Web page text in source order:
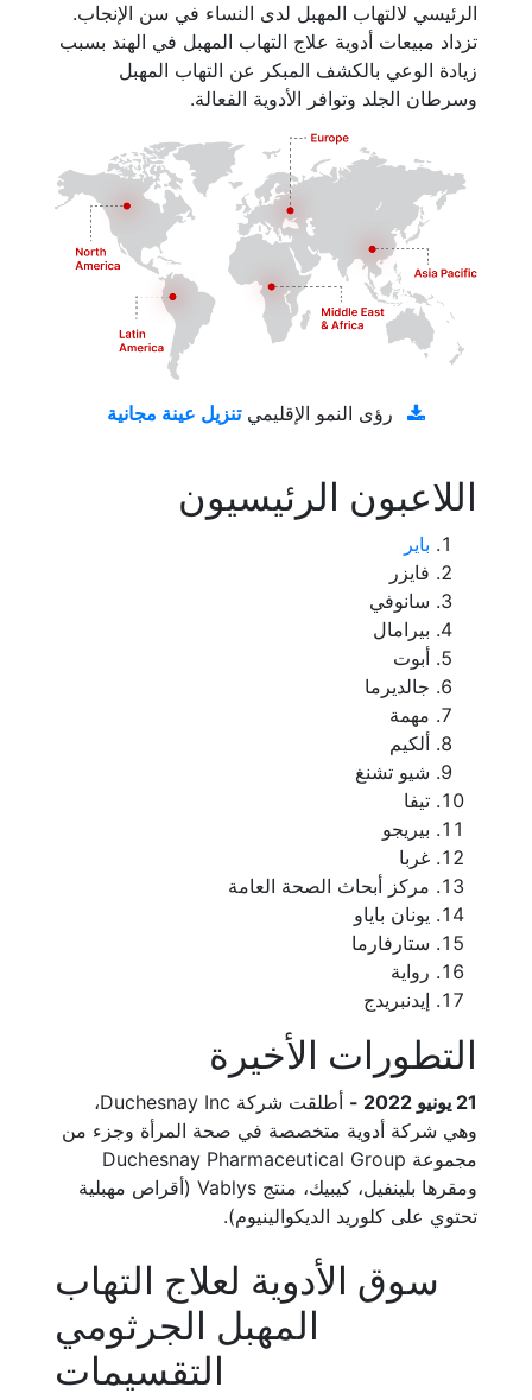
الرئيسي لالتهاب المهبل لدى النساء في سن الإنجاب.
تزداد مبيعات أدوية علاج التهاب المهبل في الهند بسبب
زيادة الوعي بالكشف المبكر عن التهاب المهبل
وسرطان الجلد وتوافر الأدوية الفعالة.
رؤى النمو الإقليمي
اللاعبون الرئيسيون
باير
فايزر
سانوفي
بيرامال
أبوت
جالديرما
مهمة
ألكيم
شيو تشنغ
تيفا
بيريجو
غربا
مركز أبحاث الصحة العامة
يونان باياو
ستارفارما
رواية
إيدنبريدج
التطورات الأخيرة
21 يونيو 2022 -
أطلقت شركة Duchesnay Inc،
وهي شركة أدوية متخصصة في صحة المرأة وجزء من
مجموعة Duchesnay Pharmaceutical Group
ومقرها بلينفيل، كيبيك، منتج Vablys (أقراص مهبلية
تحتوي على كلوريد الديكوالينيوم).
سوق الأدوية لعلاج التهاب
المهبل الجرثومي
التقسيمات